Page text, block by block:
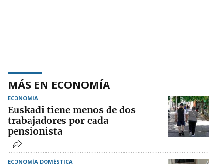
MÁS EN ECONOMÍA
ECONOMÍA
Euskadi tiene menos de dos
trabajadores por cada
pensionista
ECONOMÍA DOMÉSTICA